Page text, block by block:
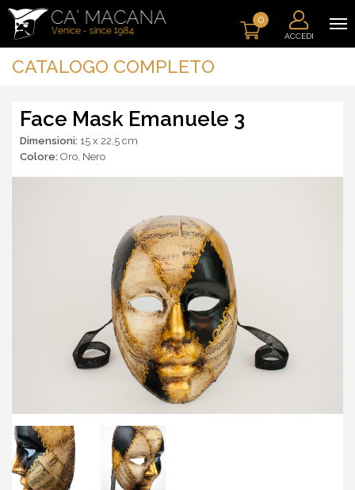
0
ACCEDI
CATALOGO COMPLETO
Face Mask Emanuele 3
Dimensioni: 15 x 22,5 cm
Colore: Oro, Nero